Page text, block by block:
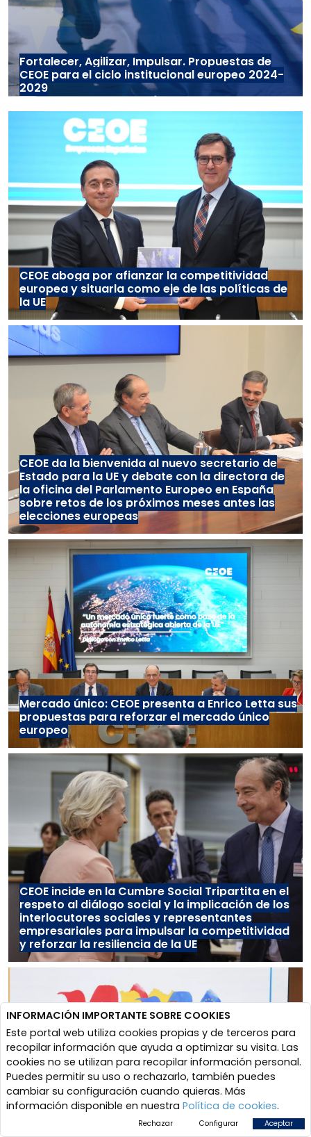
Fortalecer, Agilizar, Impulsar. Propuestas de
CEOE para el ciclo institucional europeo 2024-
2029
CEOE aboga por afianzar la competitividad
europea y situarla como eje de las políticas de
la UE
CEOE da la bienvenida al nuevo secretario de
Estado para la UE y debate con la directora de
la oficina del Parlamento Europeo en España
sobre retos de los próximos meses antes las
elecciones europeas
Mercado único: CEOE presenta a Enrico Letta sus
propuestas para reforzar el mercado único
europeo
CEOE incide en la Cumbre Social Tripartita en el
respeto al diálogo social y la implicación de los
interlocutores sociales y representantes
empresariales para impulsar la competitividad
y reforzar la resiliencia de la UE
Los empresarios europeos piden en la
Declaración de Madrid situar la competitividad
INFORMACIÓN IMPORTANTE SOBRE COOKIES
Este portal web utiliza cookies propias y de terceros para
recopilar información que ayuda a optimizar su visita. Las
cookies no se utilizan para recopilar información personal.
Puedes permitir su uso o rechazarlo, también puedes
cambiar su configuración cuando quieras. Más
información disponible en nuestra Política de cookies.
Rechazar Configurar Aceptar